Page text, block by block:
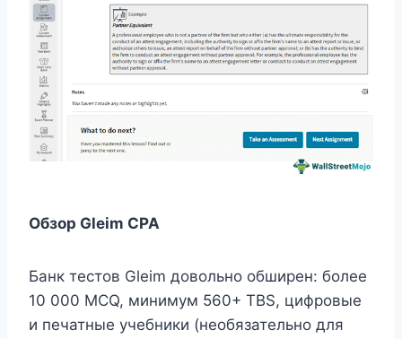
Обзор Gleim CPA
Банк тестов Gleim довольно обширен: более
10 000 MCQ, минимум 560+ TBS, цифровые
и печатные учебники (необязательно для